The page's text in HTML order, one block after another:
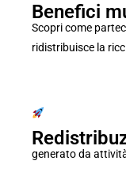
Benefici
Scopri come
ridistribuisce la
generato da